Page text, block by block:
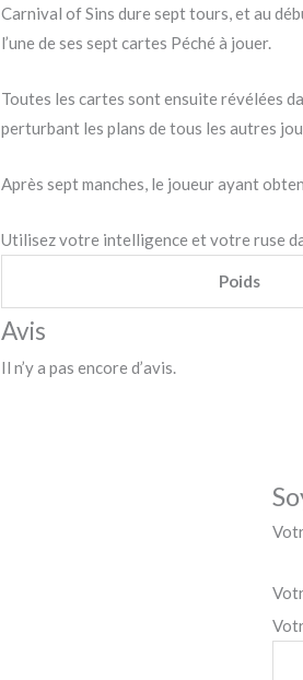
Carnival of Sins dure sept tours, et au
l’une de ses sept cartes Péché à jouer.
Toutes les cartes sont ensuite révélées
perturbant les plans de tous les autres
Après sept manches, le joueur ayant
Utilisez votre intelligence et votre ruse
Poids
Avis
Il n’y a pas encore d’avis.